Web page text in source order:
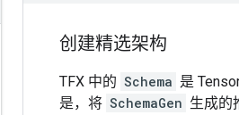
创建精选架构
TFX 中的 Schema 是
是，将 SchemaGen 生成的